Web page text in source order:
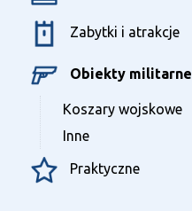
Zabytki i atrakcje
Obiekty militarne
Koszary wojskowe
Inne
Praktyczne